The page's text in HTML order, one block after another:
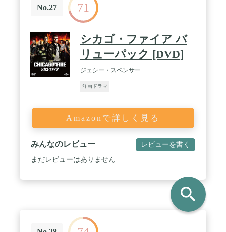
No.27 71
シカゴ・ファイア バ
リューパック [DVD]
ジェシー・スペンサー
洋画ドラマ
Amazonで詳しく見る
みんなのレビュー レビューを書く
まだレビューはありません
search